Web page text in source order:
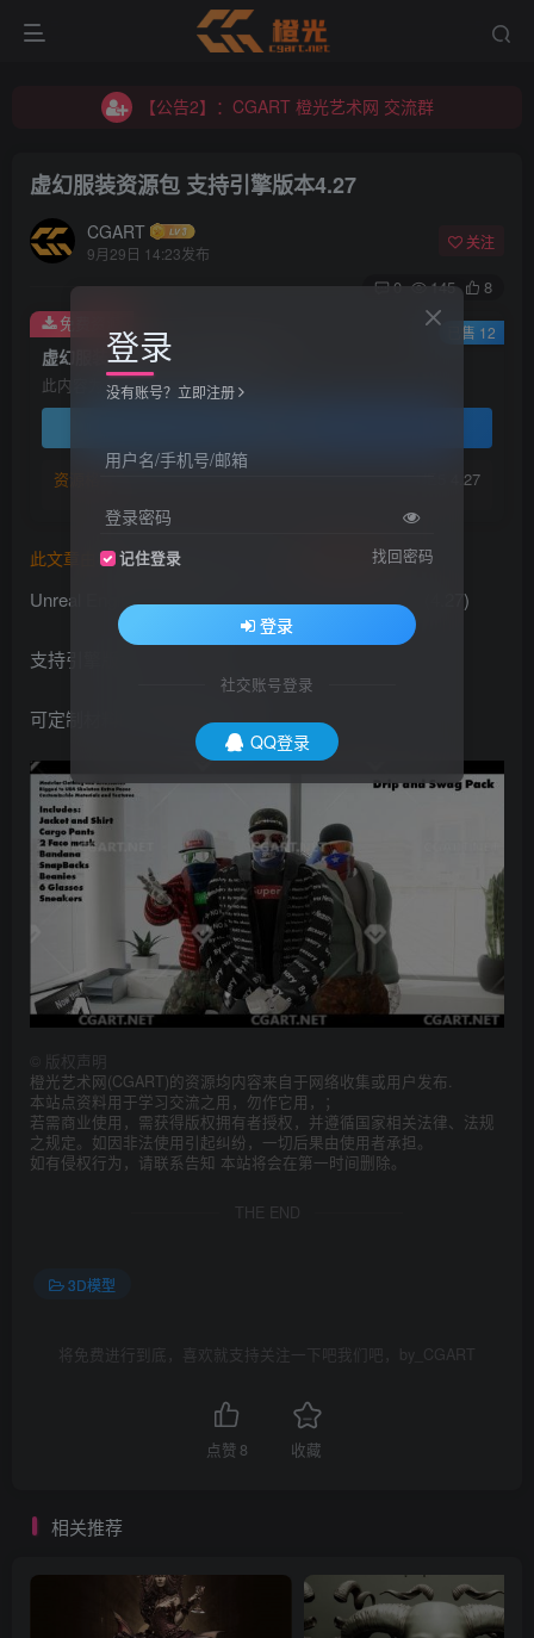
【公告2】：CGART 橙光艺术网 交流群
【公告2】：CGART 橙光艺术网 交流群
虚幻服装资源包 支持引擎版本4.27
CGART
9月29日 14:23发布
关注
0 145 8
虚幻服装资源包 支持引擎版本4.27
此内容为免费资源，请登录后查看
资源格式： UE5 4.27
免费资源 已售 12
此文章由 橙光艺术网(www.cgart.net) 收集整理发布
Unreal Engine Marketplace – Drip and Swag Pack (4.27)
支持引擎版本4.27|674M
可定制材料的模块服装和配件
版权声明
橙光艺术网(CGART)的资源均内容来自于网络收集或用户发布.
本站点资料用于学习交流之用，勿作它用，；
若需商业使用，需获得版权拥有者授权，并遵循国家相关法律、法规
之规定。如因非法使用引起纠纷，一切后果由使用者承担。
如有侵权行为，请联系告知 本站将会在第一时间删除。
THE END
3D模型
将免费进行到底，喜欢就支持关注一下吧我们吧，by_CGART
点赞 8 收藏
相关推荐
登录
没有账号？立即注册
用户名/手机号/邮箱
登录密码
记住登录 找回密码
登录
社交账号登录
QQ登录